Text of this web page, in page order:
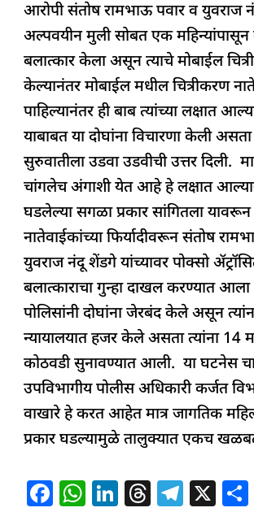
आरोपी संतोष रामभाऊ पवार व युवराज
अल्पवयीन मुली सोबत एक महिन्यांपासून
बलात्कार केला असून त्याचे मोबाईल
केल्यानंतर मोबाईल मधील चित्रीकरण
पाहिल्यानंतर ही बाब त्यांच्या लक्षात
याबाबत या दोघांना विचारणा केली असता
सुरुवातीला उडवा उडवीची उत्तर दिली.
चांगलेच अंगाशी येत आहे हे लक्षात
घडलेल्या सगळा प्रकार सांगितला यावरून
नातेवाईकांच्या फिर्यादीवरून संतोष
युवराज नंदू शेंडगे यांच्यावर पोक्सो
बलात्काराचा गुन्हा दाखल करण्यात
पोलिसांनी दोघांना जेरबंद केले असून
न्यायालयात हजर केले असता त्यांना 14
कोठवडी सुनावण्यात आली. या घटनेस चा
उपविभागीय पोलीस अधिकारी कर्जत
वाखारे हे करत आहेत मात्र जागतिक
प्रकार घडल्यामुळे तालुक्यात एकच
F W Li T T X